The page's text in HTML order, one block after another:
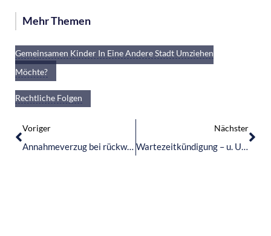
Mehr Themen
Checkliste Für Ihre Trennung Und Scheidung
Gemeinsamen Kinder In Eine Andere Stadt Umziehen
Möchte?
Verweigerung Des Umgangs – Gründe, Voraussetzungen Und
Rechtliche Folgen
Voriger
Annahmeverzug bei rückwirkender Begründung eines Arbeitsverhältnisses
Nächster
Wartezeitkündigung – u. U. keine unzulässige Umgehung des Kündigungsschutzes